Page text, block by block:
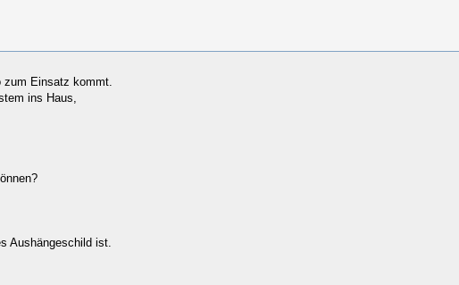
Einsatz kommt.
ins Haus,
Aushängeschild ist.